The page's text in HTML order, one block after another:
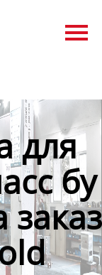
для
бу